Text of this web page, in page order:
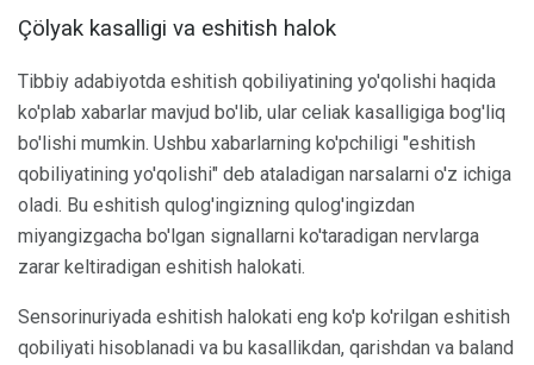
Çölyak kasalligi va eshitish halok
Tibbiy adabiyotda eshitish qobiliyatining yo'qolishi haqida
ko'plab xabarlar mavjud bo'lib, ular celiak kasalligiga bog'liq
bo'lishi mumkin. Ushbu xabarlarning ko'pchiligi "eshitish
qobiliyatining yo'qolishi" deb ataladigan narsalarni o'z ichiga
oladi. Bu eshitish qulog'ingizning qulog'ingizdan
miyangizgacha bo'lgan signallarni ko'taradigan nervlarga
zarar keltiradigan eshitish halokati.
Sensorinuriyada eshitish halokati eng ko'p ko'rilgan eshitish
qobiliyati hisoblanadi va bu kasallikdan, qarishdan va baland